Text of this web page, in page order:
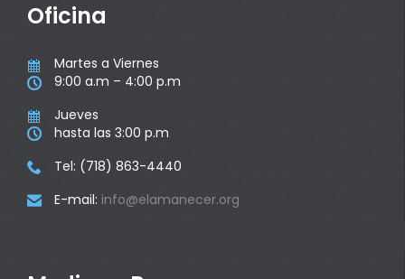
Oficina
 Martes a Viernes
 9:00 a.m – 4:00 p.m
 Jueves
 hasta las 3:00 p.m
 Tel: (718) 863-4440
 E-mail: info@elamanecer.org